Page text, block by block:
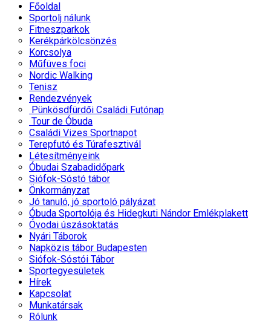
Főoldal
Sportolj nálunk
Fitneszparkok
Kerékpárkölcsönzés
Korcsolya
Műfüves foci
Nordic Walking
Tenisz
Rendezvények
Pünkösdfürdői Családi Futónap
Tour de Óbuda
Családi Vizes Sportnapot
Terepfutó és Túrafesztivál
Létesítményeink
Óbudai Szabadidőpark
Siófok-Sóstó tábor
Önkormányzat
Jó tanuló, jó sportoló pályázat
Óbuda Sportolója és Hidegkuti Nándor Emlékplakett
Óvodai úszásoktatás
Nyári Táborok
Napközis tábor Budapesten
Siófok-Sóstói Tábor
Sportegyesületek
Hírek
Kapcsolat
Munkatársak
Rólunk